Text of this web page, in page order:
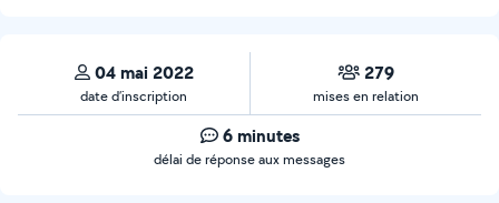
04 mai 2022
date d’inscription
279
mises en relation
6 minutes
délai de réponse aux messages